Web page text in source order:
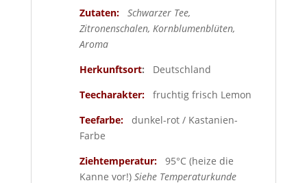
Zutaten: Schwarzer Tee,
Zitronenschalen, Kornblumenblüten,
Aroma
Herkunftsort: Deutschland
Teecharakter: fruchtig frisch Lemon
Teefarbe:
dunkel-rot / Kastanien-
Farbe
Ziehtemperatur:
95°C (heize die
Kanne vor!) Siehe Temperaturkunde